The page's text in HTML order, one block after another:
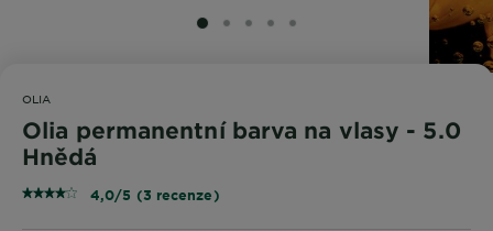
SLIDE 1
SLIDE 2
SLIDE 3
SLIDE 4
SLIDE 5
OLIA
Olia permanentní barva na vlasy - 5.0
Hnědá
4,0/5 (3 recenze)